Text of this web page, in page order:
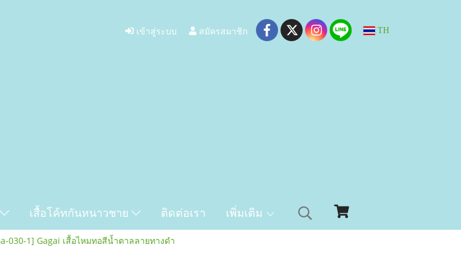
เข้าสู่ระบบ สมัครสมาชิก TH
เสื้อโค้ทกันหนาวชาย ติดต่อเรา เพิ่มเติม
030-1] Gagai เสื้อไหมทอสีน้ำตาลลายทางดำ